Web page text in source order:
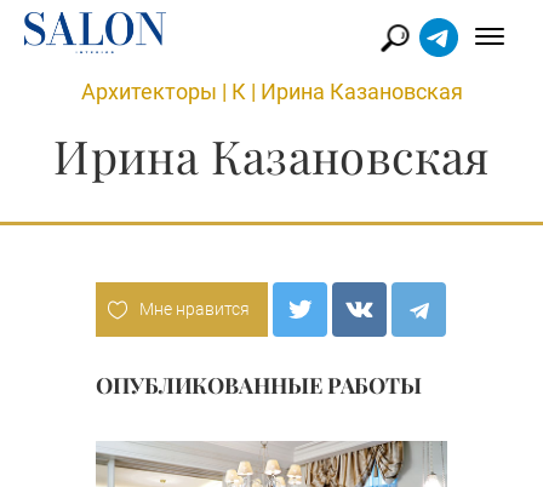
Архитекторы | К | Ирина Казановская
Ирина Казановская
Мне нравится
ОПУБЛИКОВАННЫЕ РАБОТЫ